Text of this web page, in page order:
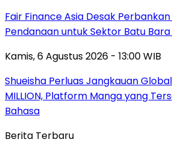
Fair Finance Asia Desak
Pendanaan untuk Sektor Batu Bara
Kamis, 6 Agustus 2026 - 13:00 WIB
Shueisha Perluas Jangkauan
MILLION, Platform Manga yang
Bahasa
Berita Terbaru